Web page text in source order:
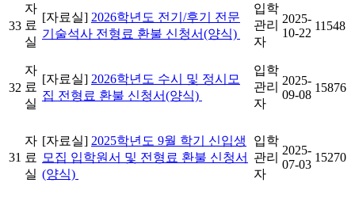
33
자
료
실
[자료실] 2026학년도 전기/후기 전문
기술석사 전형료 환불 신청서(양식)
입학
관리
자
2025-
10-22
11548
32
자
료
실
[자료실] 2026학년도 수시 및 정시모
집 전형료 환불 신청서(양식)
입학
관리
자
2025-
09-08
15876
31
자
료
실
[자료실] 2025학년도 9월 학기 신입생
모집 입학원서 및 전형료 환불 신청서
(양식)
입학
관리
자
2025-
07-03
15270